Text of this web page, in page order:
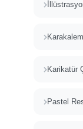
Karikatür
Pastel